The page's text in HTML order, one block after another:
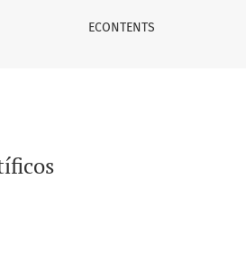
ECONTENTS